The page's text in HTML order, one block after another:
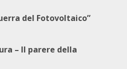
del Fotovoltaico”
– Il parere della